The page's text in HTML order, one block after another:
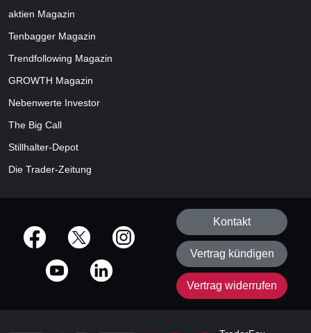
aktien Magazin
Tenbagger Magazin
Trendfollowing Magazin
GROWTH Magazin
Nebenwerte Investor
The Big Call
Stillhalter-Depot
Die Trader-Zeitung
offizielle Social Media-Accounts
Kontakt
Vertrag kündigen
Vertrag widerrufen